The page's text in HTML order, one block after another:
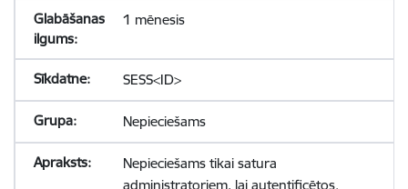
1 mēnesis
SESS<ID>
Nepieciešams
Nepieciešams tikai satura
administratoriem, lai autentificētos.